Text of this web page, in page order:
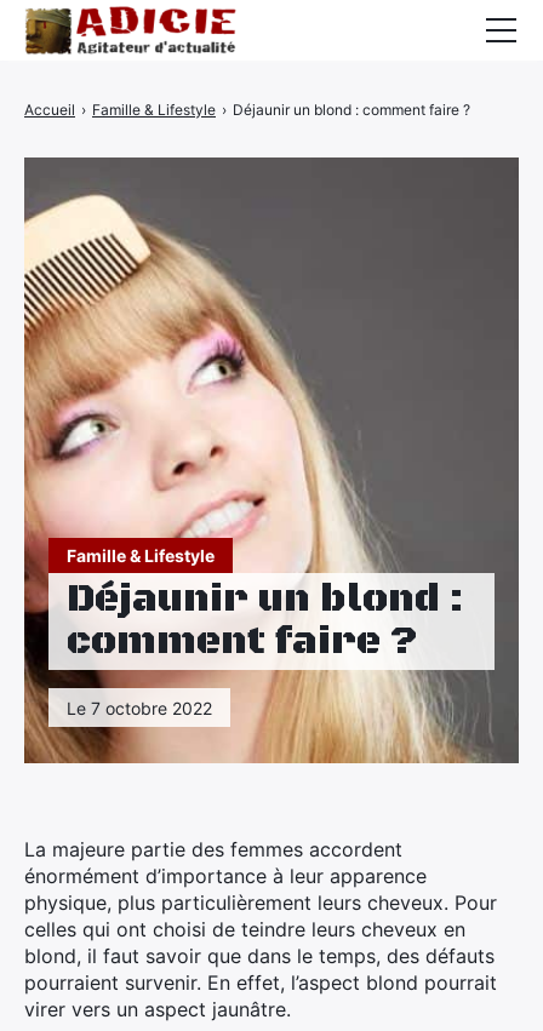
Famille & Lifestyle
Déjaunir un blond :
comment faire ?
Le 7 octobre 2022
Accueil › Famille & Lifestyle › Déjaunir un blond : comment faire ?
La majeure partie des femmes accordent
énormément d’importance à leur apparence
physique, plus particulièrement leurs cheveux. Pour
celles qui ont choisi de teindre leurs cheveux en
blond, il faut savoir que dans le temps, des défauts
pourraient survenir. En effet, l’aspect blond pourrait
virer vers un aspect jaunâtre.
Culture
Finance
France
High-Tech
Insolite
Lifestyle
Maison
Santé
Sport
Tourisme